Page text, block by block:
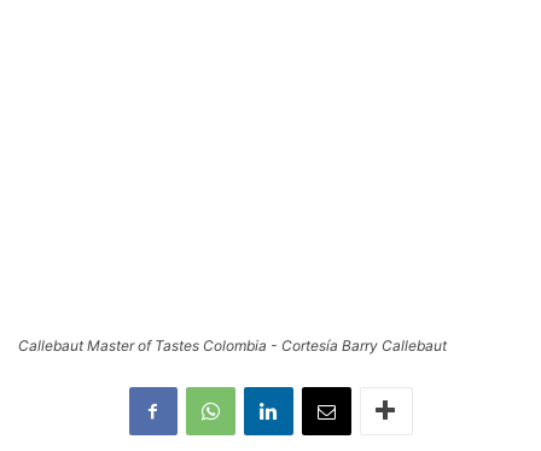
Callebaut Master of Tastes Colombia - Cortesía Barry Callebaut